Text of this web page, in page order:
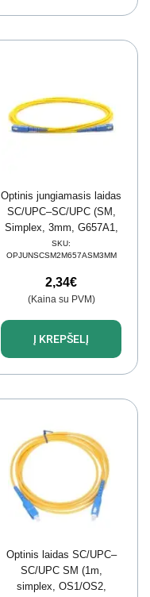
Optinis jungiamasis laidas
SC/UPC–SC/UPC (SM,
Simplex, 3mm, G657A1,
9/125µ, OS1/OS2, LSZH,
2m)
SKU:
OPJUNSCSM2M657ASM3MM
2,34€
(Kaina su PVM)
Į KREPŠELĮ
Optinis laidas SC/UPC–
SC/UPC SM (1m,
simplex, OS1/OS2,